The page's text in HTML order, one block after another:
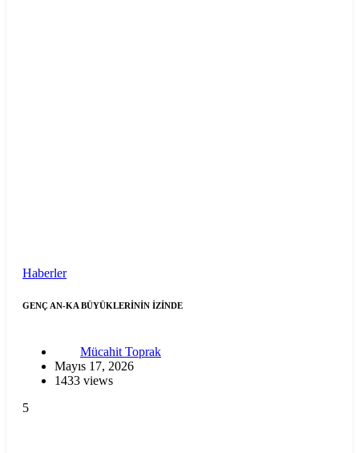
Haberler
GENÇ AN-KA BÜYÜKLERİNİN İZİNDE
Mücahit Toprak
Mayıs 17, 2026
1433 views
5